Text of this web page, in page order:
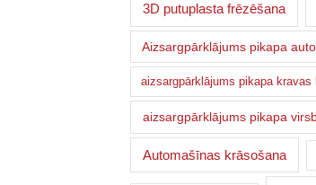
3D putuplasta frēzēšana
Aizsargpārklājums pikapa
aizsargpārklājums pikapa kravas
aizsargpārklājums pikapa
Automašīnas krāsošana